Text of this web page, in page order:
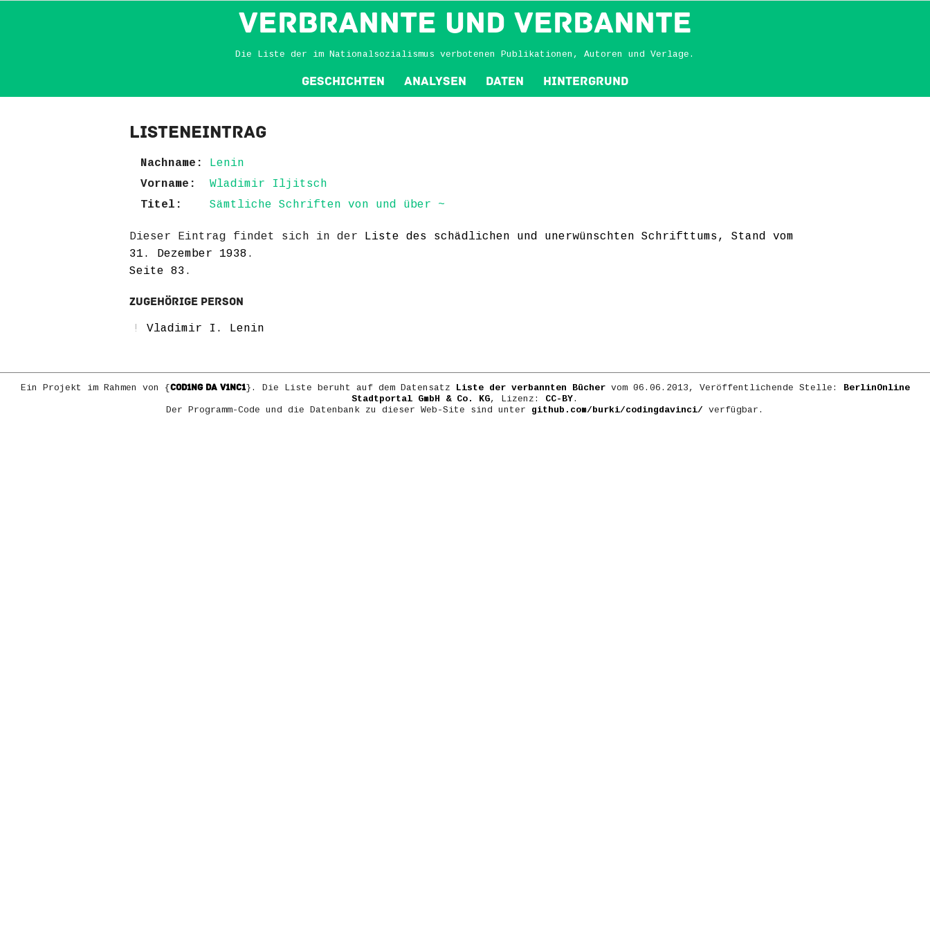
VERBRANNTE und VERBANNTE
Die Liste der im Nationalsozialismus verbotenen Publikationen, Autoren und Verlage.
Geschichten Analysen Daten Hintergrund
Listeneintrag
Nachname:
Lenin
Vorname:
Wladimir Iljitsch
Titel:
Sämtliche Schriften von und über ~
Dieser Eintrag findet sich in der
Liste des schädlichen und unerwünschten Schrifttums, Stand vom
31. Dezember 1938 .
Seite 83 .
Zugehörige Person
Vladimir I. Lenin
Ein Projekt im Rahmen von {COD1NG DA V1NC1}. Die Liste beruht auf dem Datensatz Liste der verbannten Büchervom 06.06.2013, Veröffentlichende Stelle: BerlinOnline
Stadtportal GmbH & Co. KG, Lizenz: CC-BY.
Der Programm-Code und die Datenbank zu dieser Web-Site sind unter github.com/burki/codingdavinci/ verfügbar.